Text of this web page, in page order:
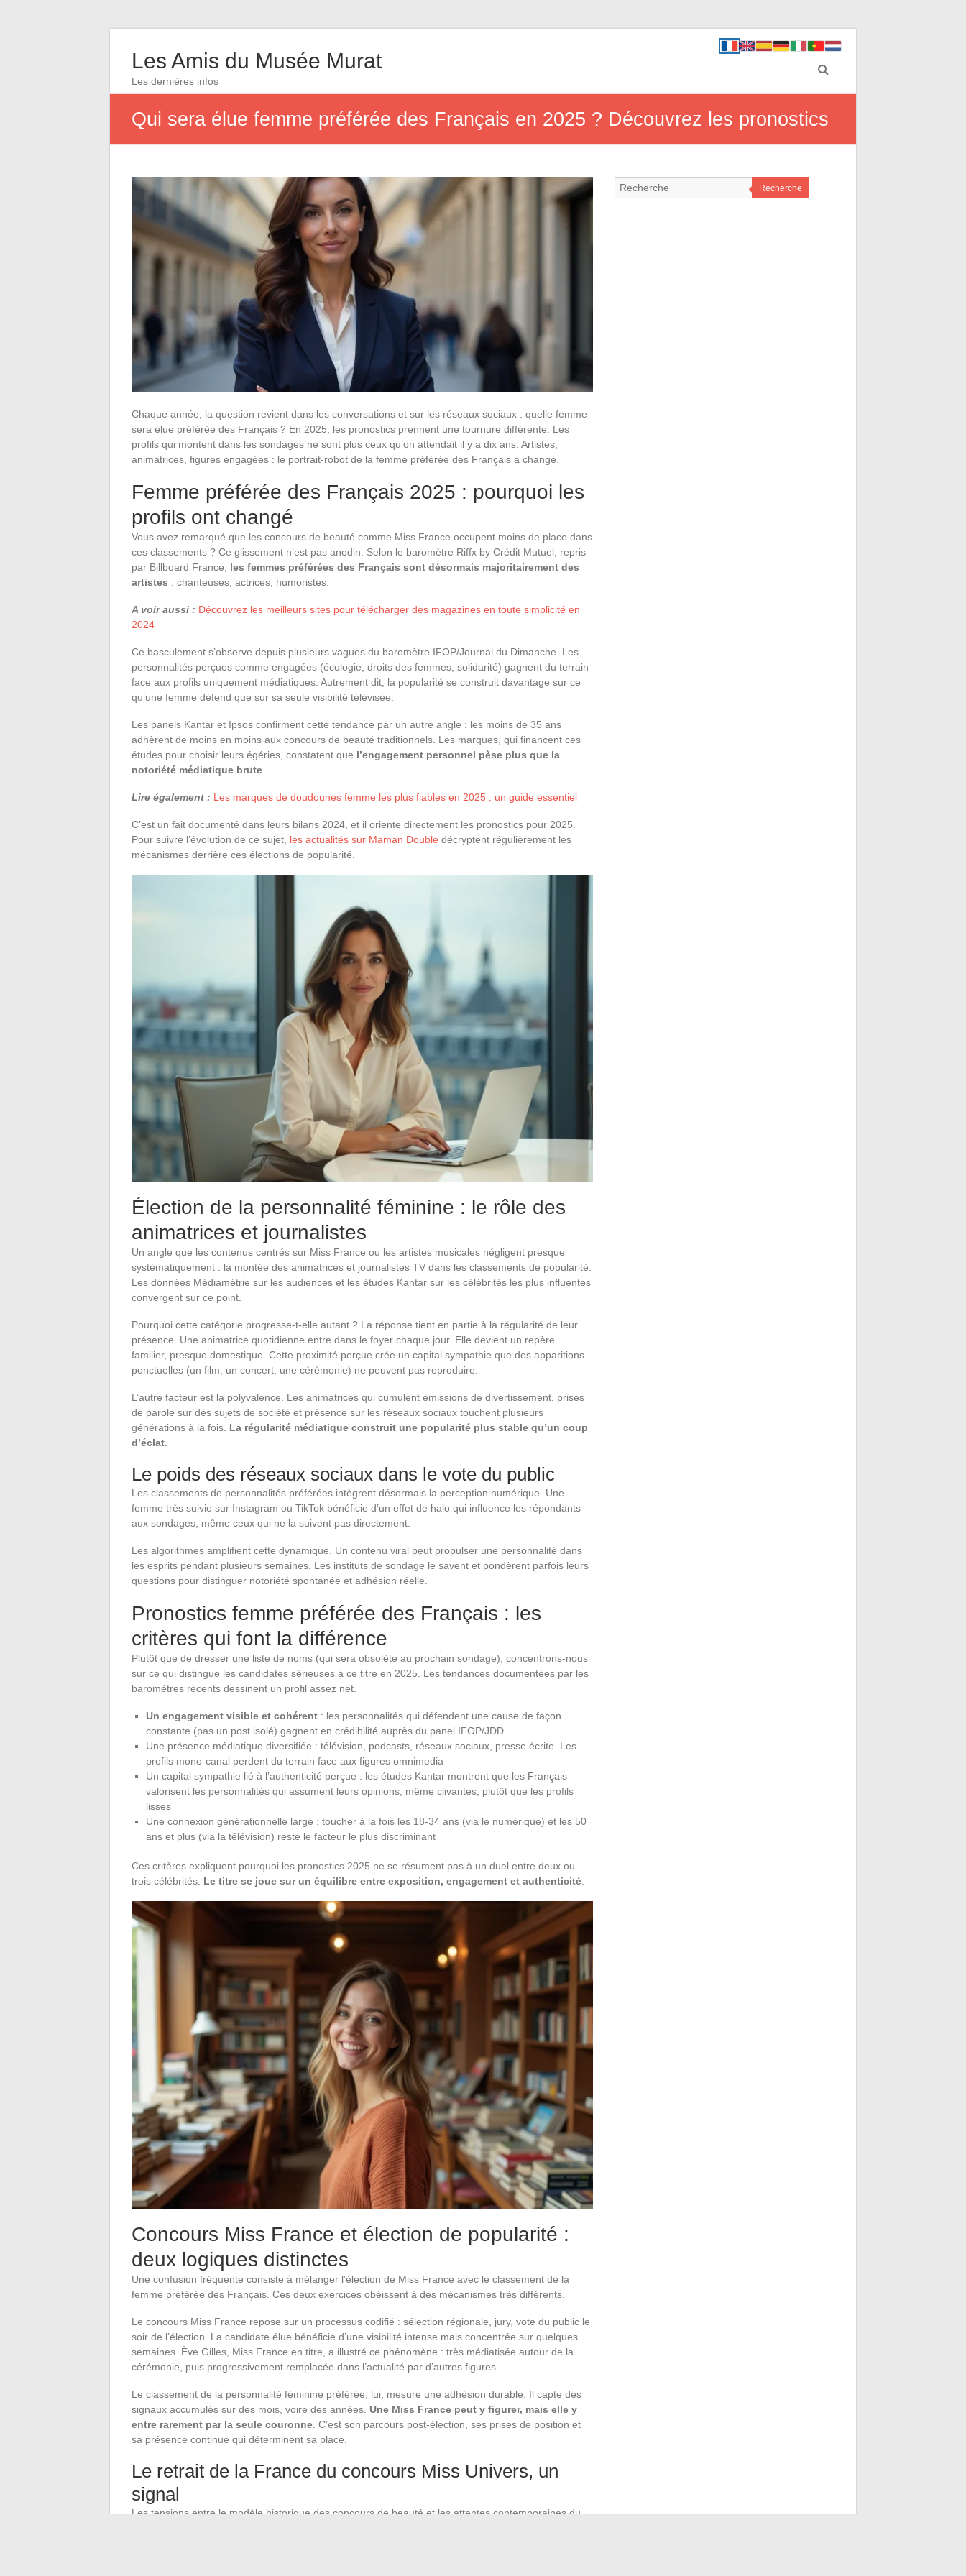
Les Amis du Musée Murat
Les dernières infos
Qui sera élue femme préférée des Français en 2025 ? Découvrez les pronostics
Chaque année, la question revient dans les conversations et sur les réseaux sociaux : quelle femme
sera élue préférée des Français ? En 2025, les pronostics prennent une tournure différente. Les
profils qui montent dans les sondages ne sont plus ceux qu’on attendait il y a dix ans. Artistes,
animatrices, figures engagées : le portrait-robot de la femme préférée des Français a changé.
Femme préférée des Français 2025 : pourquoi les
profils ont changé
Vous avez remarqué que les concours de beauté comme Miss France occupent moins de place dans
ces classements ? Ce glissement n’est pas anodin. Selon le baromètre Riffx by Crédit Mutuel, repris
par Billboard France, les femmes préférées des Français sont désormais majoritairement des
artistes : chanteuses, actrices, humoristes.
A voir aussi : Découvrez les meilleurs sites pour télécharger des magazines en toute simplicité en
2024
Ce basculement s’observe depuis plusieurs vagues du baromètre IFOP/Journal du Dimanche. Les
personnalités perçues comme engagées (écologie, droits des femmes, solidarité) gagnent du terrain
face aux profils uniquement médiatiques. Autrement dit, la popularité se construit davantage sur ce
qu’une femme défend que sur sa seule visibilité télévisée.
Les panels Kantar et Ipsos confirment cette tendance par un autre angle : les moins de 35 ans
adhèrent de moins en moins aux concours de beauté traditionnels. Les marques, qui financent ces
études pour choisir leurs égéries, constatent que l’engagement personnel pèse plus que la
notoriété médiatique brute
Lire également : Les marques de doudounes femme les plus fiables en 2025 : un guide essentiel
C’est un fait documenté dans leurs bilans 2024, et il oriente directement les pronostics pour 2025.
Pour suivre l’évolution de ce sujet, les actualités sur Maman Double décryptent régulièrement les
mécanismes derrière ces élections de popularité.
Élection de la personnalité féminine : le rôle des
animatrices et journalistes
Un angle que les contenus centrés sur Miss France ou les artistes musicales négligent presque
systématiquement : la montée des animatrices et journalistes TV dans les classements de popularité.
Les données Médiamétrie sur les audiences et les études Kantar sur les célébrités les plus influentes
convergent sur ce point.
Pourquoi cette catégorie progresse-t-elle autant ? La réponse tient en partie à la régularité de leur
présence. Une animatrice quotidienne entre dans le foyer chaque jour. Elle devient un repère
familier, presque domestique. Cette proximité perçue crée un capital sympathie que des apparitions
ponctuelles (un film, un concert, une cérémonie) ne peuvent pas reproduire.
L’autre facteur est la polyvalence. Les animatrices qui cumulent émissions de divertissement, prises
de parole sur des sujets de société et présence sur les réseaux sociaux touchent plusieurs
générations à la fois. La régularité médiatique construit une popularité plus stable qu’un coup
d’éclat.
Le poids des réseaux sociaux dans le vote du public
Les classements de personnalités préférées intègrent désormais la perception numérique. Une
femme très suivie sur Instagram ou TikTok bénéficie d’un effet de halo qui influence les répondants
aux sondages, même ceux qui ne la suivent pas directement.
Les algorithmes amplifient cette dynamique. Un contenu viral peut propulser une personnalité dans
les esprits pendant plusieurs semaines. Les instituts de sondage le savent et pondèrent parfois leurs
questions pour distinguer notoriété spontanée et adhésion réelle.
Pronostics femme préférée des Français : les
critères qui font la différence
Plutôt que de dresser une liste de noms (qui sera obsolète au prochain sondage), concentrons-nous
sur ce qui distingue les candidates sérieuses à ce titre en 2025. Les tendances documentées par les
baromètres récents dessinent un profil assez net.
Un engagement visible et cohérent : les personnalités qui défendent une cause de façon
constante (pas un post isolé) gagnent en crédibilité auprès du panel IFOP/JDD
Une présence médiatique diversifiée : télévision, podcasts, réseaux sociaux, presse écrite. Les
profils mono-canal perdent du terrain face aux figures omnimedia
Un capital sympathie lié à l’authenticité perçue : les études Kantar montrent que les Français
valorisent les personnalités qui assument leurs opinions, même clivantes, plutôt que les profils
lisses
Une connexion générationnelle large : toucher à la fois les 18-34 ans (via le numérique) et les 50
ans et plus (via la télévision) reste le facteur le plus discriminant
Ces critères expliquent pourquoi les pronostics 2025 ne se résument pas à un duel entre deux ou
trois célébrités. Le titre se joue sur un équilibre entre exposition, engagement et authenticité.
Concours Miss France et élection de popularité :
deux logiques distinctes
Une confusion fréquente consiste à mélanger l’élection de Miss France avec le classement de la
femme préférée des Français. Ces deux exercices obéissent à des mécanismes très différents.
Le concours Miss France repose sur un processus codifié : sélection régionale, jury, vote du public le
soir de l’élection. La candidate élue bénéficie d’une visibilité intense mais concentrée sur quelques
semaines. Ève Gilles, Miss France en titre, a illustré ce phénomène : très médiatisée autour de la
cérémonie, puis progressivement remplacée dans l’actualité par d’autres figures.
Le classement de la personnalité féminine préférée, lui, mesure une adhésion durable. Il capte des
signaux accumulés sur des mois, voire des années. Une Miss France peut y figurer, mais elle y
entre rarement par la seule couronne . C’est son parcours post-élection, ses prises de position et
sa présence continue qui déterminent sa place.
Le retrait de la France du concours Miss Univers, un
signal
Les tensions entre le modèle historique des concours de beauté et les attentes contemporaines du
Recherche